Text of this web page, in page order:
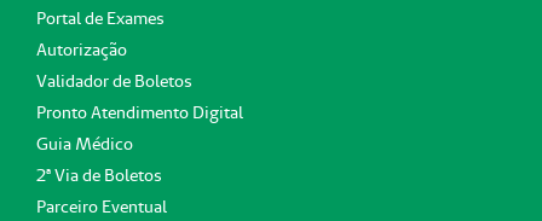
Portal de Exames
Autorização
Validador de Boletos
Pronto Atendimento Digital
Guia Médico
2ª Via de Boletos
Parceiro Eventual